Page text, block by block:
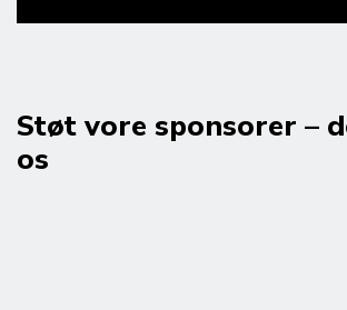
Støt vore sponsorer –
os